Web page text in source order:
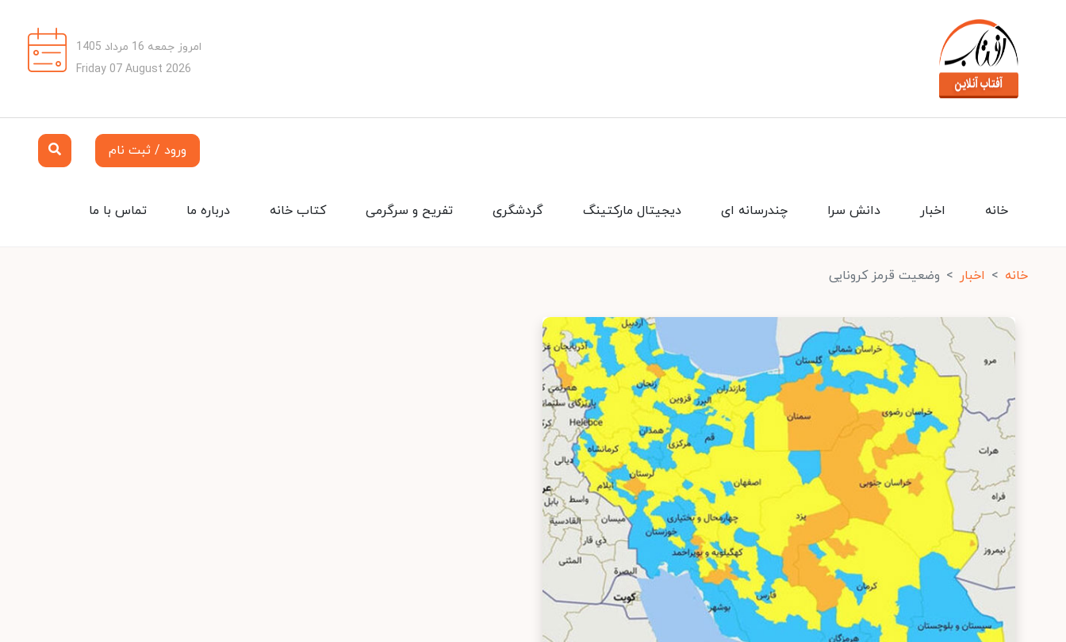
امروز جمعه 16 مرداد 1405
Friday 07 August 2026
ورود / ثبت نام
تماس با ما درباره ما کتاب خانه تفریح و سرگرمی گردشگری دیجیتال مارکتینگ چندرسانه ای دانش سرا اخبار خانه
خانه اخبار وضعیت قرمز کرونایی